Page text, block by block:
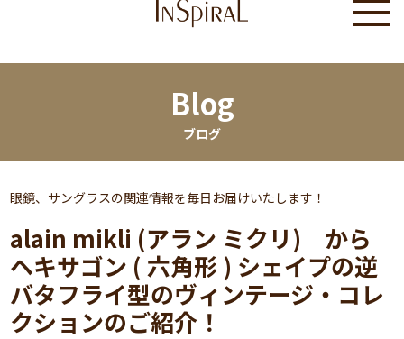
Blog
ブログ
眼鏡、サングラスの関連情報を毎日お届けいたします！
alain mikli (アラン ミクリ) から
ヘキサゴン ( 六角形 ) シェイプの逆
バタフライ型のヴィンテージ・コレ
クションのご紹介！